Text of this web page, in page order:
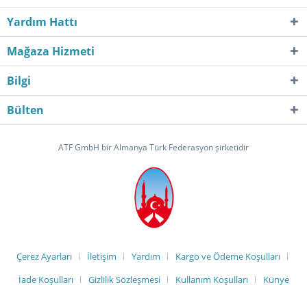
Yardım Hattı
Mağaza Hizmeti
Bilgi
Bülten
ATF GmbH bir Almanya Türk Federasyon şirketidir
Çerez Ayarları İletişim Yardım
Kargo ve Ödeme Koşulları
İade Koşulları
Gizlilik Sözleşmesi Kullanım Koşulları Künye